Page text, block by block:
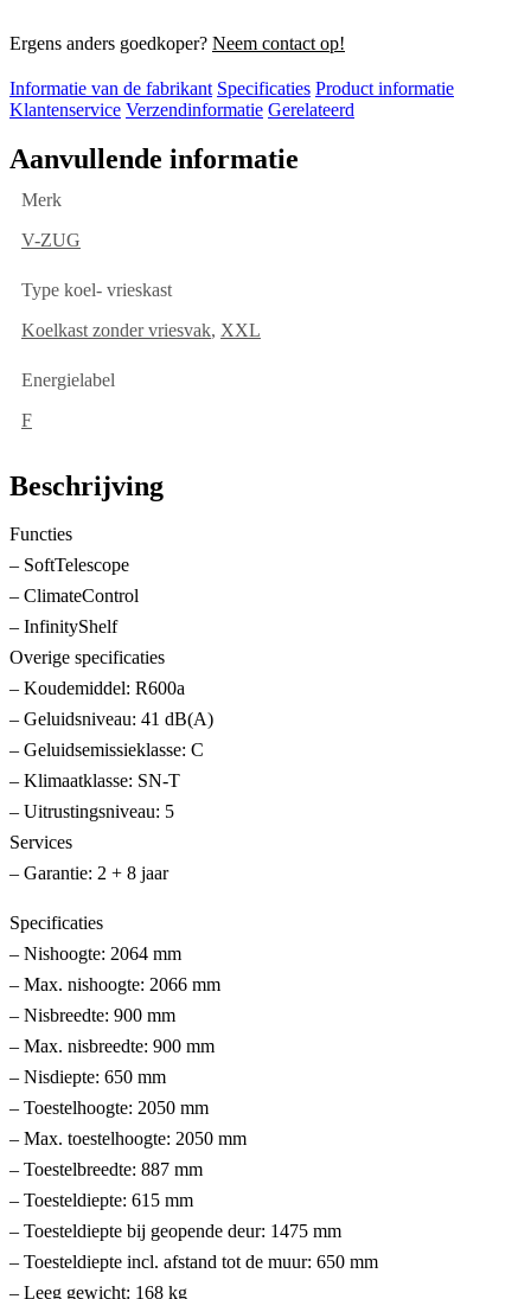
Ergens anders goedkoper? Neem contact op!
Informatie van de fabrikant Specificaties Product informatie
Klantenservice Verzendinformatie Gerelateerd
Aanvullende informatie
Merk
V-ZUG
Type koel- vrieskast
Koelkast zonder vriesvak, XXL
Energielabel
F
Beschrijving
Functies
– SoftTelescope
– ClimateControl
– InfinityShelf
Overige specificaties
– Koudemiddel: R600a
– Geluidsniveau: 41 dB(A)
– Geluidsemissieklasse: C
– Klimaatklasse: SN-T
– Uitrustingsniveau: 5
Services
– Garantie: 2 + 8 jaar
Specificaties
– Nishoogte: 2064 mm
– Max. nishoogte: 2066 mm
– Nisbreedte: 900 mm
– Max. nisbreedte: 900 mm
– Nisdiepte: 650 mm
– Toestelhoogte: 2050 mm
– Max. toestelhoogte: 2050 mm
– Toestelbreedte: 887 mm
– Toesteldiepte: 615 mm
– Toesteldiepte bij geopende deur: 1475 mm
– Toesteldiepte incl. afstand tot de muur: 650 mm
– Leeg gewicht: 168 kg